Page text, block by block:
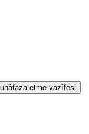
etme vazîfesi